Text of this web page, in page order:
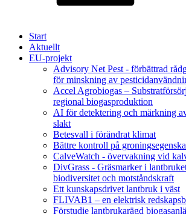
Start
Aktuellt
EU-projekt
Advisory Net Pest - förbättrad
för minskning av
Accel Agrobiogas –
regional biogasproduktion
AI för detektering och märkning
slakt
Betesvall i förändrat klimat
Bättre kontroll på
CalveWatch - övervakning vid
DivGrass - Gräsmarker i
biodiversitet och motståndskraft
Ett kunskapsdrivet lantbruk i väst
FLIVAB1 – en elektrisk
Förstudie lantbrukarägd